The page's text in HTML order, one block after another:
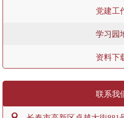
党建工
学习园
资料下
联系我